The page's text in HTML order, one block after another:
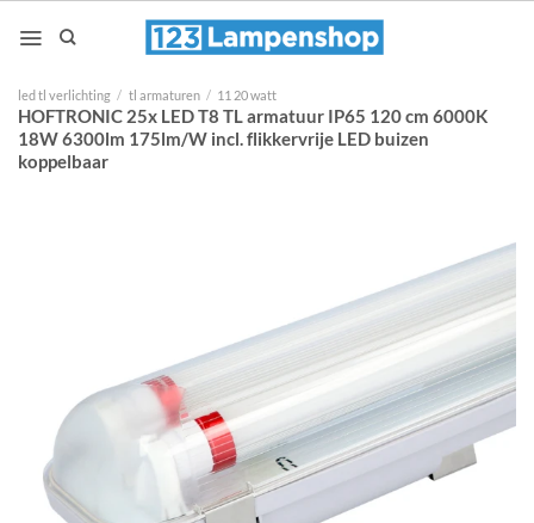
naar
led tl verlichting / tl armaturen / 11 20 watt
HOFTRONIC 25x LED T8 TL armatuur IP65 120 cm 6000K
18W 6300lm 175lm/W incl. flikkervrije LED buizen
koppelbaar